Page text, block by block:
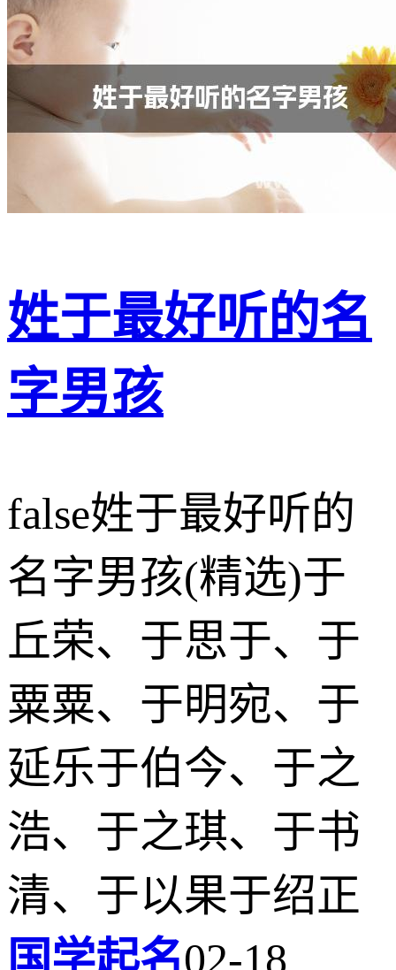
姓于最好听的名
字男孩
false姓于最好听的
名字男孩(精选)于
丘荣、于思于、于
粟粟、于明宛、于
延乐于伯今、于之
浩、于之琪、于书
清、于以果于绍正
国学起名02-18